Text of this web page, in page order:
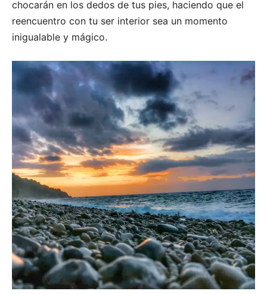
chocarán en los dedos de tus pies, haciendo que el
reencuentro con tu ser interior sea un momento
inigualable y mágico.